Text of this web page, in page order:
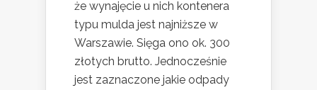
że wynajęcie u nich kontenera
typu mulda jest najniższe w
Warszawie. Sięga ono ok. 300
złotych brutto. Jednocześnie
jest zaznaczone jakie odpady